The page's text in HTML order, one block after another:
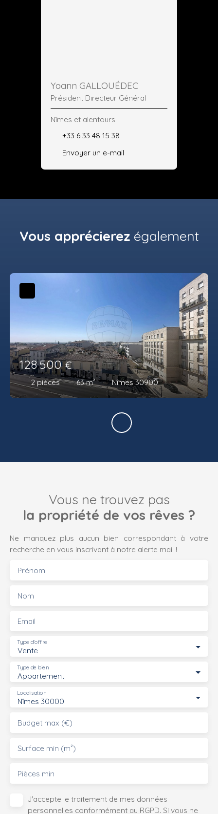
Yoann GALLOUÉDEC
Président Directeur Général
Nîmes et alentours
+33 6 33 48 15 38
Envoyer un e-mail
Vous apprécierez également
128 500€
2 pièces 63m² Nîmes 30900
Vous ne trouvez pas
la propriété de vos rêves ?
Ne manquez plus aucun bien correspondant à votre
recherche en vous inscrivant à notre alerte mail !
Prénom
Nom
Email
Vente
Type d'offre
Appartement
Type de bien
Nîmes 30000
Localisation
Budget max (€)
Surface min (m²)
Pièces min
J'accepte le traitement de mes données
personnelles conformément au RGPD. Si vous ne